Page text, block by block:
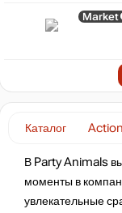
Каталог
В Party Animals
моменты в
увлекательные
Market